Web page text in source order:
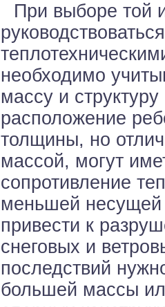
При выборе той
необходимо
массу и
расположение
толщины, но
массой, могут
сопротивление
меньшей несущей
привести к
снеговых и
последствий
большей массы